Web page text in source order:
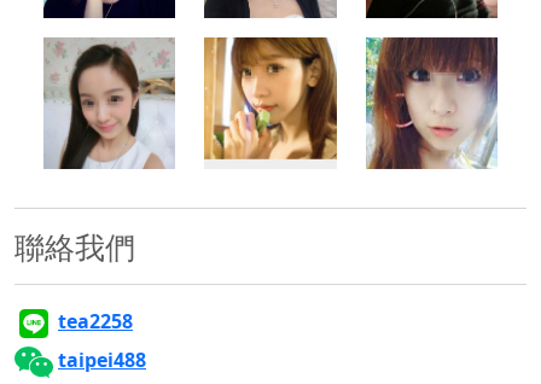
500x500 500x500 500x500
聯絡我們
tea2258
taipei488